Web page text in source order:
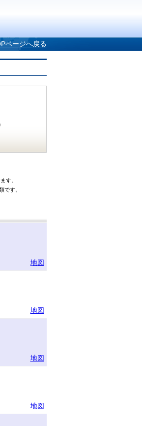
ページへ戻る
す。
です。
地図
地図
地図
地図